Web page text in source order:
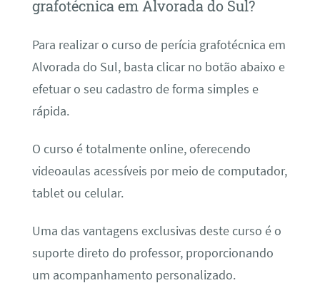
grafotécnica em Alvorada do Sul?
Para realizar o curso de perícia grafotécnica em
Alvorada do Sul, basta clicar no botão abaixo e
efetuar o seu cadastro de forma simples e
rápida.
O curso é totalmente online, oferecendo
videoaulas acessíveis por meio de computador,
tablet ou celular.
Uma das vantagens exclusivas deste curso é o
suporte direto do professor, proporcionando
um acompanhamento personalizado.